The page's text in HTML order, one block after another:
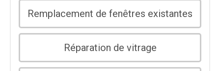
Remplacement de fenêtres existantes
Réparation de vitrage